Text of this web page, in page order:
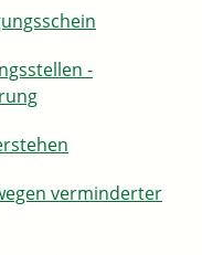
-
verminderter